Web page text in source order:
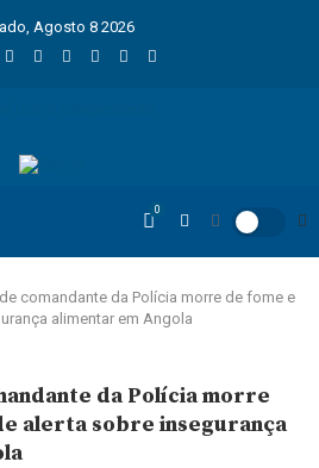
Agosto 8 2026
0
comandante da Polícia morre de fome e
alimentar em Angola
da Polícia morre
alerta sobre insegurança